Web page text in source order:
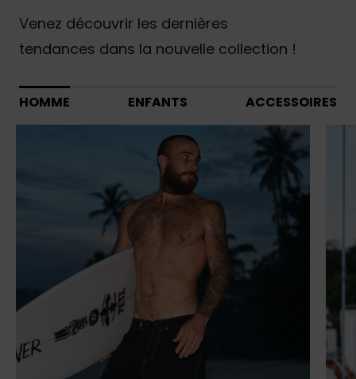
Venez découvrir les dernières
tendances dans la nouvelle collection !
HOMME ENFANTS ACCESSOIRES